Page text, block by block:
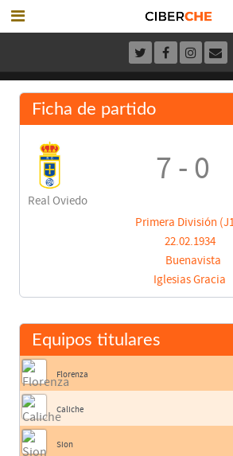
Ficha de partido
Real Oviedo
7 - 0
Primera División
22.02.1934
Buenavista
Iglesias Gracia
Equipos titulares
Florenza
Caliche
Sion